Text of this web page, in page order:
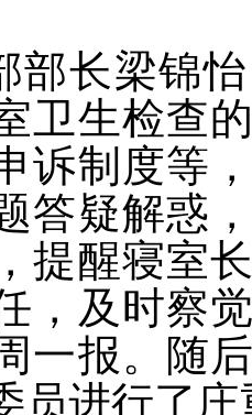
部长梁锦怡
卫生检查
诉制度等
答疑解惑
提醒寝室
，及时察
一报。 随
员进行了 庄